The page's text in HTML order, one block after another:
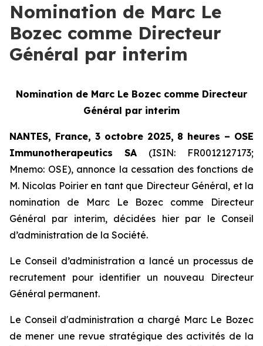
Nomination de Marc Le
Bozec comme Directeur
Général par interim
Nomination de Marc Le Bozec comme Directeur
Général par interim
NANTES, France, 3 octobre 2025, 8 heures – OSE
Immunotherapeutics
SA (ISIN: FR0012127173;
Mnemo: OSE), annonce la cessation des fonctions de
M. Nicolas Poirier en tant que Directeur Général, et la
nomination de Marc Le Bozec comme Directeur
Général par interim, décidées hier par le Conseil
d’administration de la Société.
Le Conseil d’administration a lancé un processus de
recrutement pour identifier un nouveau Directeur
Général permanent.
Le Conseil d'administration a chargé Marc Le Bozec
de mener une revue stratégique des activités de la